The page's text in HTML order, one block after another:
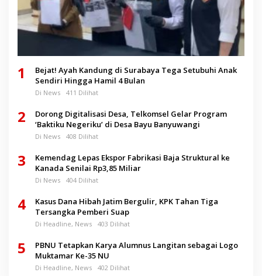
1
Bejat! Ayah Kandung di Surabaya Tega Setubuhi Anak
Sendiri Hingga Hamil 4 Bulan
Di News 411 Dilihat
2
Dorong Digitalisasi Desa, Telkomsel Gelar Program
‘Baktiku Negeriku’ di Desa Bayu Banyuwangi
Di News 408 Dilihat
3
Kemendag Lepas Ekspor Fabrikasi Baja Struktural ke
Kanada Senilai Rp3,85 Miliar
Di News 404 Dilihat
4
Kasus Dana Hibah Jatim Bergulir, KPK Tahan Tiga
Tersangka Pemberi Suap
Di Headline, News 403 Dilihat
5
PBNU Tetapkan Karya Alumnus Langitan sebagai Logo
Muktamar Ke-35 NU
Di Headline, News 402 Dilihat